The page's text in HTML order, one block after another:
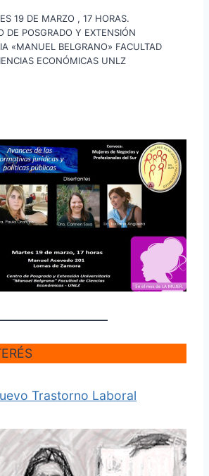
19 DE MARZO , 17 HORAS.
DE POSGRADO Y EXTENSIÓN
«MANUEL BELGRANO» FACULTAD
ECONÓMICAS UNLZ
Trastorno Laboral